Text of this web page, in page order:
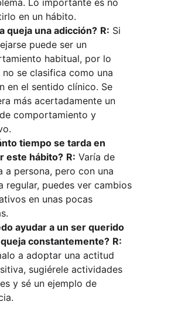
Lo importante es no
en un hábito.
queja una adicción? R: Si
puede ser un
habitual, por lo
no se clasifica como una
en el sentido clínico. Se
más acertadamente un
comportamiento y
tiempo se tarda en
este hábito? R: Varía de
a persona, pero con una
regular, puedes ver cambios
en unas pocas
ayudar a un ser querido
constantemente? R:
a adoptar una actitud
sugiérele actividades
y sé un ejemplo de